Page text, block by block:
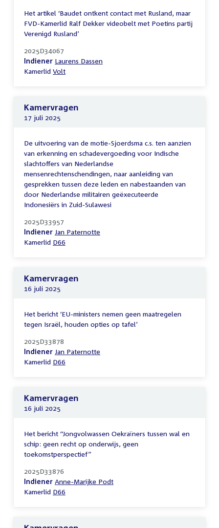
Het artikel ‘Baudet ontkent contact met Rusland, maar
FVD-Kamerlid Ralf Dekker videobelt met Poetins partij
Verenigd Rusland’
2025D34067
Indiener Laurens Dassen
Kamerlid Volt
Kamervragen
17 juli 2025
De uitvoering van de motie-Sjoerdsma c.s. ten aanzien
van erkenning en schadevergoeding voor Indische
slachtoffers van Nederlandse
mensenrechtenschendingen, naar aanleiding van
gesprekken tussen deze leden en nabestaanden van
door Nederlandse militairen geëxecuteerde
Indonesiërs in Zuid-Sulawesi
2025D33957
Indiener Jan Paternotte
Kamerlid D66
Kamervragen
16 juli 2025
Het bericht ‘EU-ministers nemen geen maatregelen
tegen Israël, houden opties op tafel’
2025D33878
Indiener Jan Paternotte
Kamerlid D66
Kamervragen
16 juli 2025
Het bericht “Jongvolwassen Oekraïners tussen wal en
schip: geen recht op onderwijs, geen
toekomstperspectief”
2025D33876
Indiener Anne-Marijke Podt
Kamerlid D66